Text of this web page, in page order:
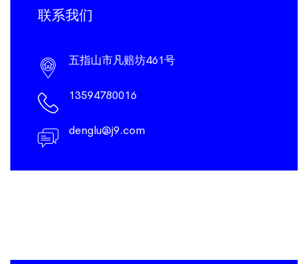
联系我们
五指山市凡赔坊461号
13594780016
denglu@j9.com